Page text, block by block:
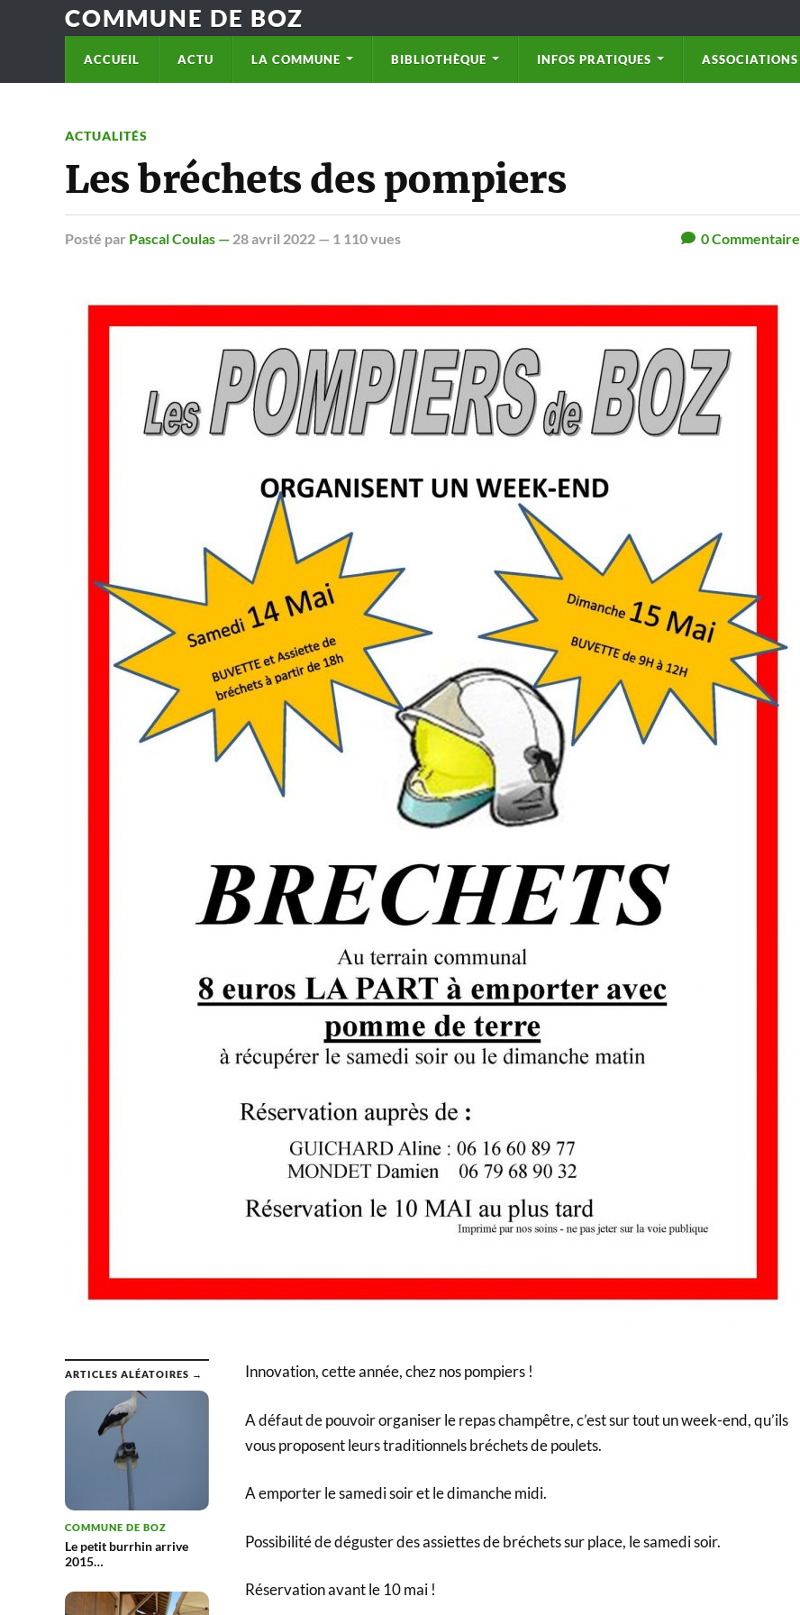
COMMUNE DE BOZ
ACCUEIL ACTU LA COMMUNE BIBLIOTHÈQUE INFOS PRATIQUES ASSOCIATIONS
ACTUALITÉS
Les bréchets des pompiers
Posté par Pascal Coulas — 28 avril 2022 — 1 110 vues 0Commentaire
ARTICLES ALÉATOIRES →
COMMUNE DE BOZ
Le petit burrhin arrive
2015…
Innovation, cette année, chez nos pompiers !
A défaut de pouvoir organiser le repas champêtre, c’est sur tout un week-end, qu’ils
vous proposent leurs traditionnels bréchets de poulets.
A emporter le samedi soir et le dimanche midi.
Possibilité de déguster des assiettes de bréchets sur place, le samedi soir.
Réservation avant le 10 mai !